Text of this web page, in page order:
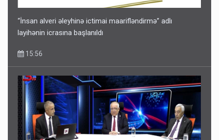
“İnsan alveri əleyhinə ictimai maarifləndirmə” adlı
layihənin icrasına başlanıldı
15:56